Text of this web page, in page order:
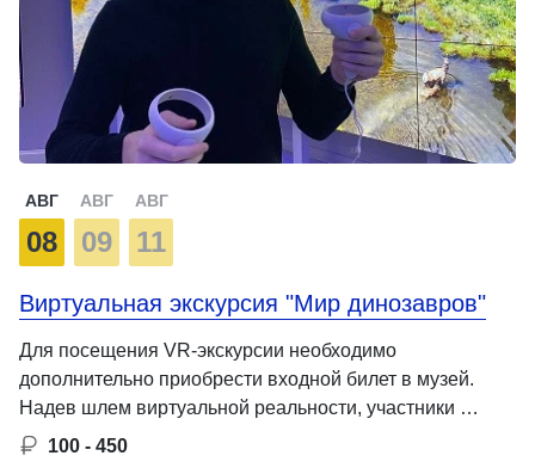
АВГ
08
АВГ
09
АВГ
11
Виртуальная экскурсия "Мир динозавров"
Для посещения VR-экскурсии необходимо
дополнительно приобрести входной билет в музей.
Надев шлем виртуальной реальности, участники …
100 - 450